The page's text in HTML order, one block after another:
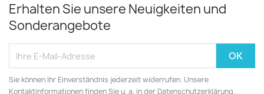
Erhalten Sie unsere Neuigkeiten und
Sonderangebote
Sie können Ihr Einverständnis jederzeit widerrufen. Unsere
Kontaktinformationen finden Sie u. a. in der Datenschutzerklärung.